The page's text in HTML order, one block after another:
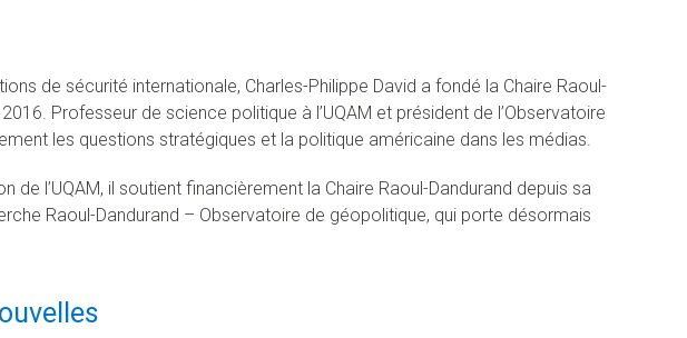
de sécurité internationale, Charles-Philippe David a fondé la Chaire Raoul-
Professeur de science politique à l’UQAM et président de l’Observatoire
les questions stratégiques et la politique américaine dans les médias.
l’UQAM, il soutient financièrement la Chaire Raoul-Dandurand depuis sa
Raoul-Dandurand – Observatoire de géopolitique, qui porte désormais